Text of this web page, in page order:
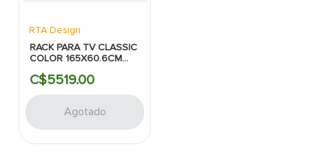
RTA Design
RACK PARA TV CLASSIC
COLOR 165X60.6CM
C$5519.00
Agotado